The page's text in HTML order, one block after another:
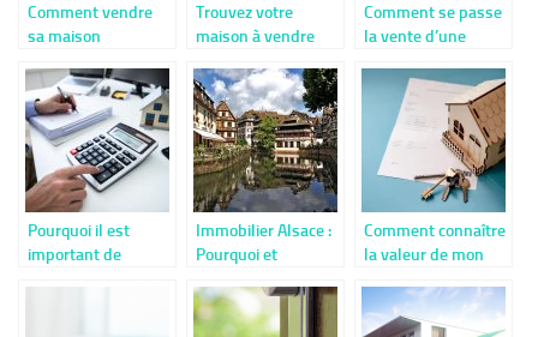
Comment vendre
sa maison
Trouvez votre
maison à vendre
Comment se passe
la vente d’une
Pourquoi il est
important de
Immobilier Alsace :
Pourquoi et
une maison dans la
vallee de la Bruche
Comment connaître
la valeur de mon